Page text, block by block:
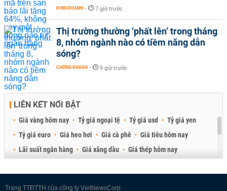
KINH DOANH - 7 giờ trước
Thị trường thường ‘phất lên’ trong tháng
8, nhóm ngành nào có tiềm năng dẫn
sóng?
CHỨNG KHOÁN - 9 giờ trước
LIÊN KẾT NỔI BẬT
Giá vàng hôm nay Tỷ giá ngoại tệ Tỷ giá usd
Tỷ giá yen
Tỷ giá euro
Giá heo hơi Giá cà phê
Giá tiêu hôm nay
Lãi suất ngân hàng
Giá xăng dầu
Giá thép hôm nay
Trang TTĐTTH của công ty VietNewsCorp